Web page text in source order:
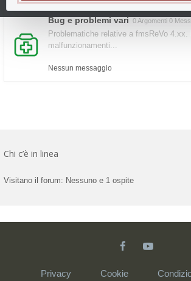
Bug e problemi vari 0 Argomenti 0
Problematiche relative a fmsReVo 4.xx.
malfunzionamenti...
Nessun messaggio
Chi c’è in linea
Visitano il forum: Nessuno e 1 ospite
Privacy Cookie